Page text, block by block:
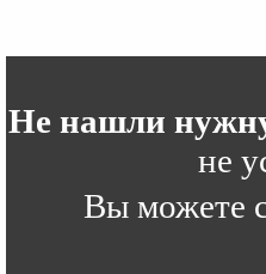
Не нашли
не
Вы можете